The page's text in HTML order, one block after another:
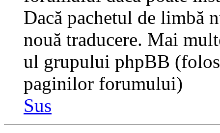
Dacă pachetul de limbă
nouă traducere. Mai
ul grupului phpBB
paginilor forumului)
Sus